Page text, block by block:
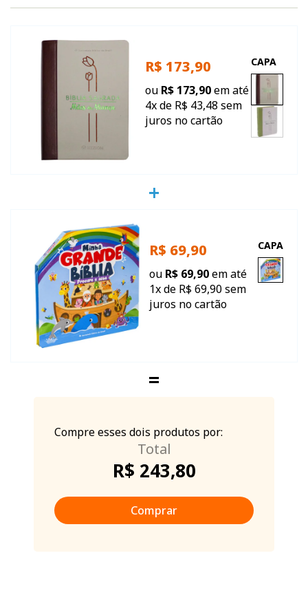
R$ 173,90
ou R$ 173,90em até
4x de R$ 43,48 sem
juros no cartão
CAPA
R$ 69,90
ou R$ 69,90em até
1x de R$ 69,90 sem
juros no cartão
CAPA
Compre esses dois produtos por:
R$ 243,80
Comprar